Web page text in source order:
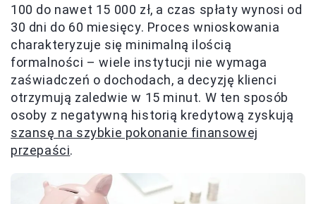
100 do nawet 15 000 zł, a czas spłaty wynosi od
30 dni do 60 miesięcy. Proces wnioskowania
charakteryzuje się minimalną ilością
formalności – wiele instytucji nie wymaga
zaświadczeń o dochodach, a decyzję klienci
otrzymują zaledwie w 15 minut. W ten sposób
osoby z negatywną historią kredytową zyskują
szansę na szybkie pokonanie finansowej
przepaści.